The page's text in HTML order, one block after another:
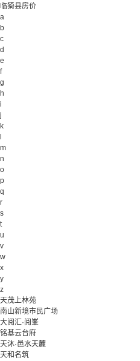
临猗县房价
a
b
c
d
e
f
g
h
i
j
k
m
n
o
p
q
r
s
t
u
v
w
x
y
z
天茂上林苑
南山新境市民广场
大阅汇·阅峯
铭基云台府
天沐·邑水天麓
天和名筑